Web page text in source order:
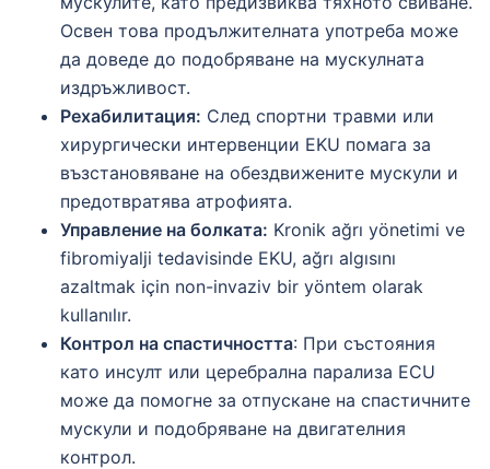
Освен това продължителната употреба може
да доведе до подобряване на мускулната
издръжливост.
Рехабилитация: След спортни травми или
хирургически интервенции EKU помага за
възстановяване на обездвижените мускули и
предотвратява атрофията.
Управление на болката: Kronik ağrı yönetimi ve
fibromiyalji tedavisinde EKU, ağrı algısını
azaltmak için non-invaziv bir yöntem olarak
kullanılır.
Контрол на спастичността: При състояния
като инсулт или церебрална парализа ECU
може да помогне за отпускане на спастичните
мускули и подобряване на двигателния
контрол.